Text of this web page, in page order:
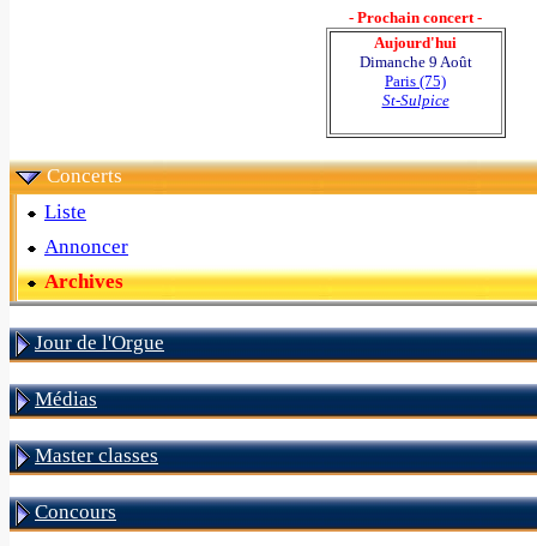
- Prochain concert -
Aujourd'hui
Dimanche 9 Août
Paris (75)
St-Sulpice
Concerts
Liste
Annoncer
Archives
Jour de l'Orgue
Médias
Master classes
Concours